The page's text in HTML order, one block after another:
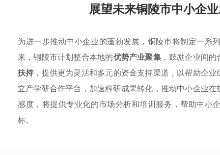
展望未来铜陵市中小企
为进一步推动中小企业的蓬勃发展，铜陵市将制定一系
来，铜陵市计划整合本地的优势产业聚集，鼓励企业间的
扶持 ，提供更为灵活和多元的资金支持渠道，以帮助企
立产学研合作平台，加速科研成果转化，推动中小企业
感度，将提供专业化的市场分析和培训服务，帮助中小
标。